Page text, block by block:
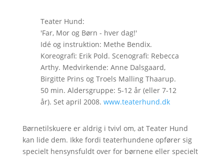
Teater Hund:
'Far, Mor og Børn - hver dag!'
Idé og instruktion: Methe Bendix.
Koreografi: Erik Pold. Scenografi: Rebecca
Arthy. Medvirkende: Anne Dalsgaard,
Birgitte Prins og Troels Malling Thaarup.
50 min. Aldersgruppe: 5-12 år (eller 7-12
år). Set april 2008. www.teaterhund.dk
Børnetilskuere er aldrig i tvivl om, at Teater Hund
kan lide dem. Ikke fordi teaterhundene opfører sig
specielt hensynsfuldt over for børnene eller specielt